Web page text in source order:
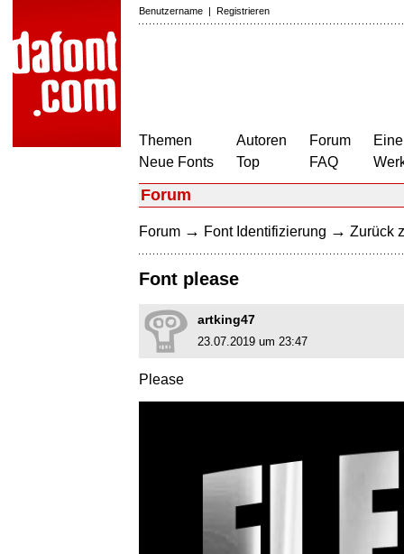
Benutzername | Registrieren
Themen
Neue Fonts
Autoren
Top
Forum
FAQ
Forum
Forum → Font Identifizierung → Zurück
Font please
artking47
23.07.2019 um 23:47
Please